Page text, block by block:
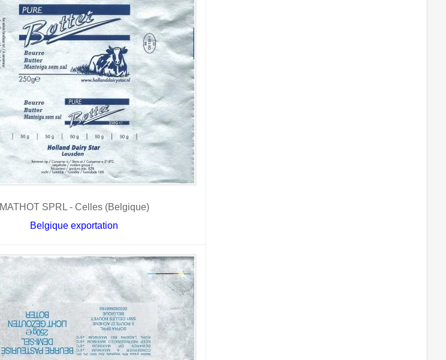
MATHOT SPRL - Celles (Belgique)
Belgique exportation